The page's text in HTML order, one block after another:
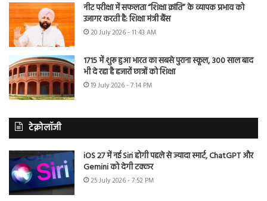
नीट परीक्षा में सफलता “शिक्षा क्रांति” के व्यापक प्रभाव को
उजागर करती है: शिक्षा मंत्री बैंस
20 July 2026 - 11:43 AM
1715 में शुरू हुआ भारत का सबसे पुराना स्कूल, 300 साल बाद
भी दे रहा है हजारों छात्रों को शिक्षा
19 July 2026 - 7:14 PM
टेक्नोलॉजी
iOS 27 में नई Siri होगी पहले से ज्यादा स्मार्ट, ChatGPT और
Gemini को देगी टक्कर
25 July 2026 - 7:52 PM